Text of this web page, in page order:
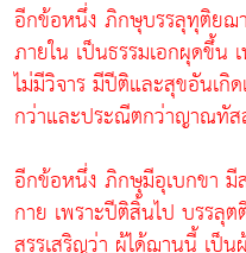
อีกข้อหนึ่ง ภิกษุบรรลุทุติยฌ
ภายใน เป็นธรรมเอกผุดขึ้น
ไม่มีวิจาร มีปีติและสุขอันเกิ
กว่าและประณีตกว่าญาณทั
อีกข้อหนึ่ง ภิกษุมีอุเบกขา
กาย เพราะปีติสิ้นไป บรรลุ